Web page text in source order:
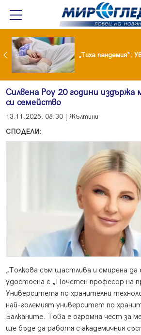
Силвена Роу 20 години издържа
си семейство
13.11.2025, 08:30 | Жълтини
СПОДЕЛИ:
„Толкова съм щастлива и смирена да
удостоена с „Почетен професор на
Университета по хранителни
най-големият университет по
Балканите. Това е огромна чест за
ще бъде да работя с академичния